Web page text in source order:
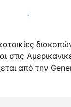
μαζί
στις
από την